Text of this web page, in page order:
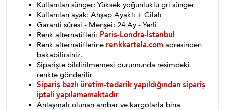
Kullanılan sünger: Yüksek yoğunluklu gri sünger
Kullanılan ayak: Ahşap Ayaklı + Cilalı
Garanti süresi - Menşei: 24 Ay - Yerli
Renk alternatifleri: Paris-Londra-İstanbul
Renk alternatiflerine renkkartela.com adresinden
bakabilirsiniz.
Siparişte bildirilmemesi durumunda resimdeki
renkte gönderilir
Sipariş bazlı üretim-tedarik yapıldığından sipariş
iptali yapılamamaktadır
Anlaşmalı olunan ambar ve kargolarla bina